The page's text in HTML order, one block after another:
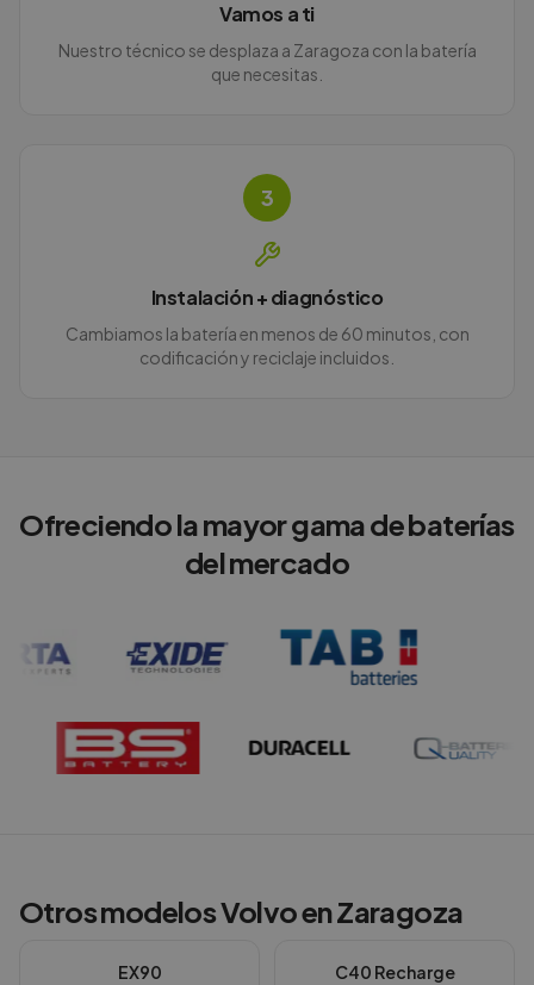
Vamos a ti
Nuestro técnico se desplaza a Zaragoza con la batería
que necesitas.
3
Instalación + diagnóstico
Cambiamos la batería en menos de 60 minutos, con
codificación y reciclaje incluidos.
Ofreciendo la mayor gama de baterías
del mercado
Otros modelosVolvoenZaragoza
EX90 C40 Recharge